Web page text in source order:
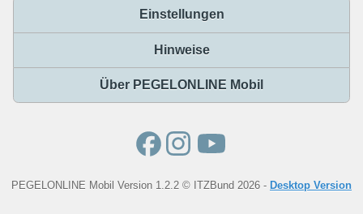
Einstellungen
Hinweise
Über PEGELONLINE Mobil
PEGELONLINE Mobil Version 1.2.2 © ITZBund 2026 - Desktop Version